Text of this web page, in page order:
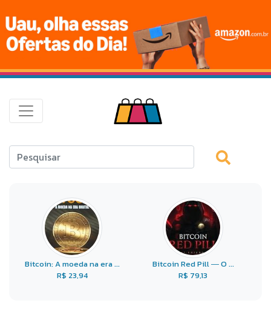
Bitcoin: A moeda na era ...
R$ 23,94
Bitcoin Red Pill ― O ...
R$ 79,13